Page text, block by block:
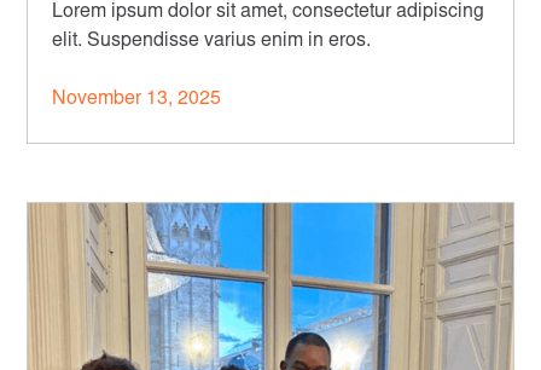
Lorem ipsum dolor sit amet, consectetur adipiscing
elit. Suspendisse varius enim in eros.
November 13, 2025